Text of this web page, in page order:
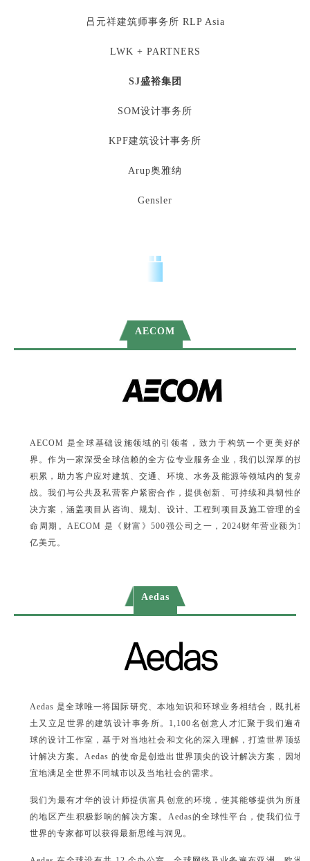
吕元祥建筑师事务所 RLP Asia
LWK + PARTNERS
SJ盛裕集团
SOM设计事务所
KPF建筑设计事务所
Arup奥雅纳
Gensler
AECOM
AECOM 是全球基础设施领域的引领者，致力于构筑一个更美好的
界。作为一家深受全球信赖的全方位专业服务企业，我们以深厚的技
积累，助力客户应对建筑、交通、环境、水务及能源等领域内的复杂
战。我们与公共及私营客户紧密合作，提供创新、可持续和具韧性的
决方案，涵盖项目从咨询、规划、设计、工程到项目及施工管理的全
命周期。AECOM 是《财富》500强公司之一，2024财年营业额为
亿美元。
Aedas
Aedas 是全球唯一将国际研究、本地知识和环球业务相结合，既扎根
土又立足世界的建筑设计事务所。1,100名创意人才汇聚于我们遍布
球的设计工作室，基于对当地社会和文化的深入理解，打造世界顶级
计解决方案。Aedas 的使命是创造出世界顶尖的设计解决方案，因地
宜地满足全世界不同城市以及当地社会的需求。
我们为最有才华的设计师提供富具创意的环境，使其能够提供为所服
的地区产生积极影响的解决方案。Aedas的全球性平台，使我们位于
世界的专家都可以获得最新思维与洞见。